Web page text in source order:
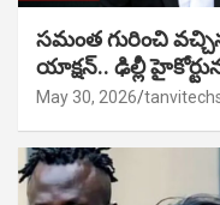
సమంత గురించి
యాక్షన్.. ఢిల్లీ
May 30, 2026